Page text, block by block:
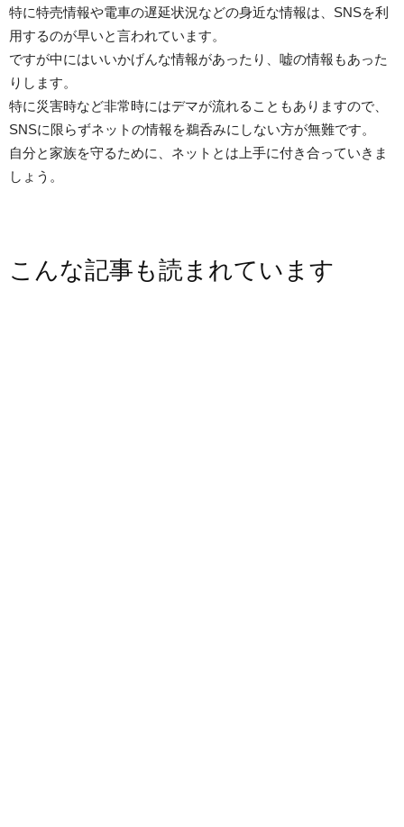
特に特売情報や電車の遅延状況などの身近な情報は、SNSを利
用するのが早いと言われています。
ですが中にはいいかげんな情報があったり、嘘の情報もあった
りします。
特に災害時など非常時にはデマが流れることもありますので、
SNSに限らずネットの情報を鵜呑みにしない方が無難です。
自分と家族を守るために、ネットとは上手に付き合っていきま
しょう。
こんな記事も読まれています